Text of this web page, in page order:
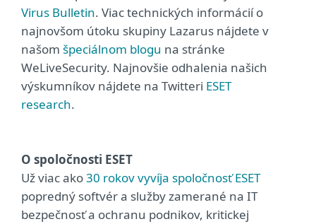
Virus Bulletin. Viac technických informácií o
najnovšom útoku skupiny Lazarus nájdete v
našom špeciálnom blogu na stránke
WeLiveSecurity. Najnovšie odhalenia našich
výskumníkov nájdete na Twitteri ESET
research.
O spoločnosti ESET
Už viac ako30 rokov vyvíja spoločnosť ESET
popredný softvér a služby zamerané na IT
bezpečnosť a ochranu podnikov, kritickej